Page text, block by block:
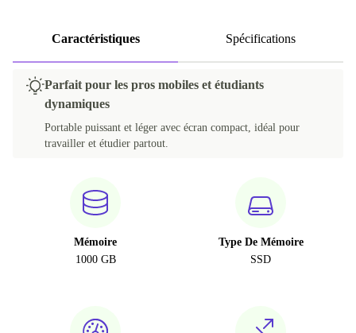
Caractéristiques Spécifications
Parfait pour les pros mobiles et étudiants
dynamiques
Portable puissant et léger avec écran compact, idéal pour
travailler et étudier partout.
Mémoire
1000 GB
Type De Mémoire
SSD